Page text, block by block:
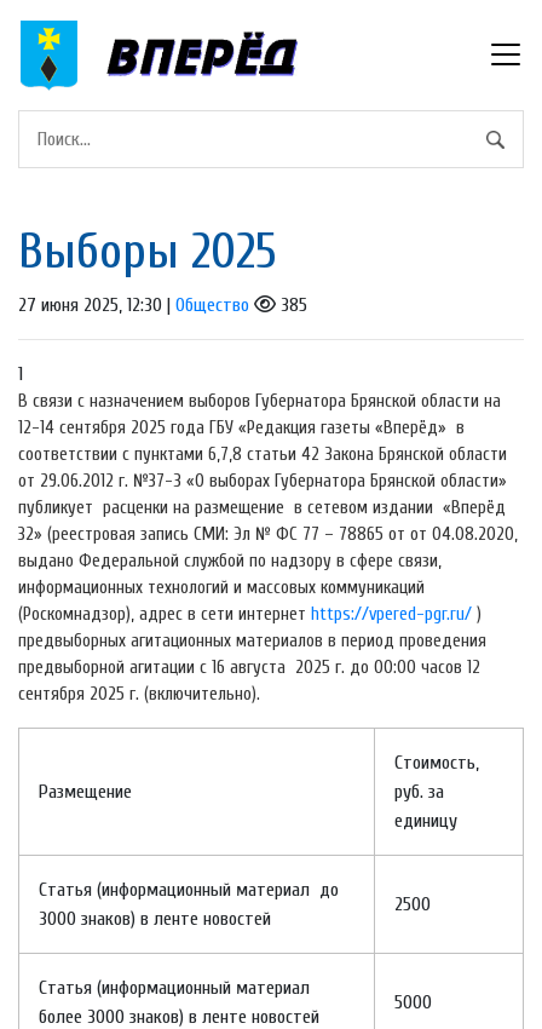
Выборы 2025
27 июня 2025, 12:30 | Общество 385
1
В связи с назначением выборов Губернатора Брянской области на
12-14 сентября 2025 года ГБУ «Редакция газеты «Вперёд» в
соответствии с пунктами 6,7,8 статьи 42 Закона Брянской области
от 29.06.2012 г. №37-З «О выборах Губернатора Брянской области»
публикует расценки на размещение в сетевом издании «Вперёд
32» (реестровая запись СМИ: Эл № ФС 77 – 78865 от от 04.08.2020,
выдано Федеральной службой по надзору в сфере связи,
информационных технологий и массовых коммуникаций
(Роскомнадзор), адрес в сети интернет https://vpered-pgr.ru/ )
предвыборных агитационных материалов в период проведения
предвыборной агитации с 16 августа 2025 г. до 00:00 часов 12
сентября 2025 г. (включительно).
Размещение
Стоимость,
руб. за
единицу
Статья (информационный материал до
3000 знаков) в ленте новостей
2500
Статья (информационный материал
более 3000 знаков) в ленте новостей
5000